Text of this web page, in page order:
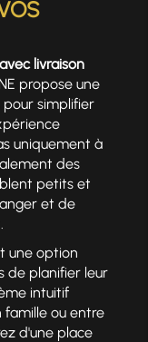
livraison
propose une
pour simplifier
uniquement à
des
petits et
et de
une option
de planifier leur
intuitif
famille ou entre
d'une place